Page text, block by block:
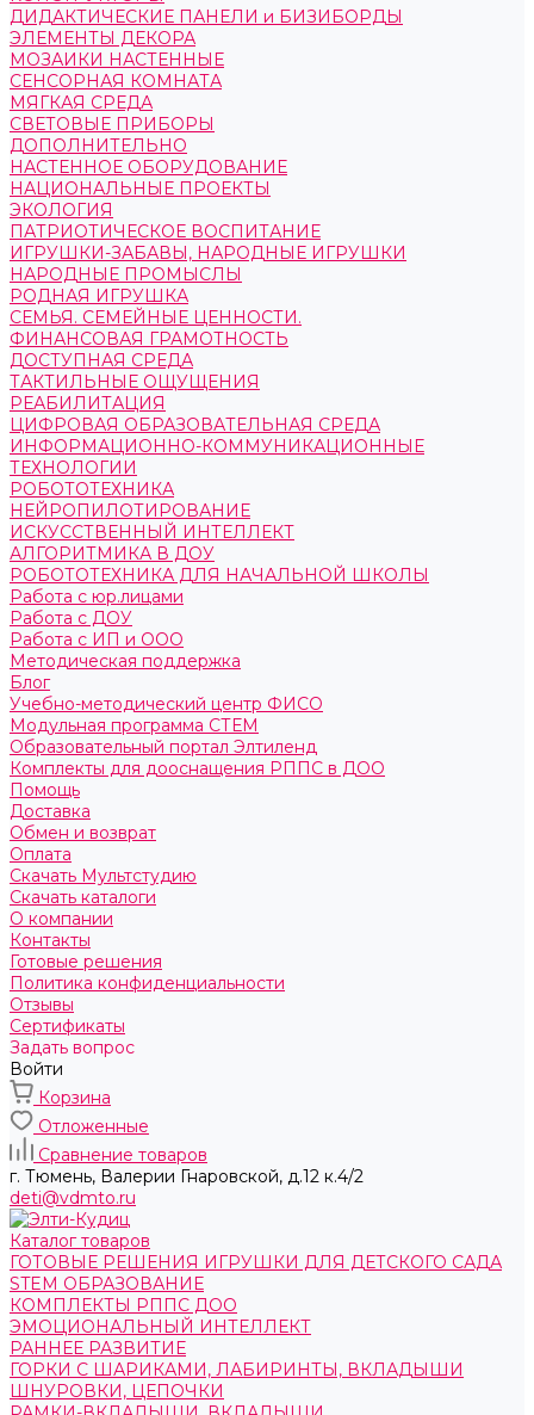
ДИДАКТИЧЕСКИЕ ПАНЕЛИ и БИЗИБОРДЫ
ЭЛЕМЕНТЫ ДЕКОРА
МОЗАИКИ НАСТЕННЫЕ
СЕНСОРНАЯ КОМНАТА
МЯГКАЯ СРЕДА
СВЕТОВЫЕ ПРИБОРЫ
ДОПОЛНИТЕЛЬНО
НАСТЕННОЕ ОБОРУДОВАНИЕ
НАЦИОНАЛЬНЫЕ ПРОЕКТЫ
ЭКОЛОГИЯ
ПАТРИОТИЧЕСКОЕ ВОСПИТАНИЕ
ИГРУШКИ-ЗАБАВЫ, НАРОДНЫЕ ИГРУШКИ
НАРОДНЫЕ ПРОМЫСЛЫ
РОДНАЯ ИГРУШКА
СЕМЬЯ. СЕМЕЙНЫЕ ЦЕННОСТИ.
ФИНАНСОВАЯ ГРАМОТНОСТЬ
ДОСТУПНАЯ СРЕДА
ТАКТИЛЬНЫЕ ОЩУЩЕНИЯ
РЕАБИЛИТАЦИЯ
ЦИФРОВАЯ ОБРАЗОВАТЕЛЬНАЯ СРЕДА
ИНФОРМАЦИОННО-КОММУНИКАЦИОННЫЕ
ТЕХНОЛОГИИ
РОБОТОТЕХНИКА
НЕЙРОПИЛОТИРОВАНИЕ
ИСКУССТВЕННЫЙ ИНТЕЛЛЕКТ
АЛГОРИТМИКА В ДОУ
РОБОТОТЕХНИКА ДЛЯ НАЧАЛЬНОЙ ШКОЛЫ
Работа с юр.лицами
Работа с ДОУ
Работа с ИП и ООО
Методическая поддержка
Блог
Учебно-методический центр ФИСО
Модульная программа СТЕМ
Образовательный портал Элтиленд
Комплекты для дооснащения РППС в ДОО
Помощь
Доставка
Обмен и возврат
Оплата
Скачать Мультстудию
Скачать каталоги
О компании
Контакты
Готовые решения
Политика конфиденциальности
Отзывы
Сертификаты
Задать вопрос
Войти
Корзина
Отложенные
Сравнение товаров
г. Тюмень, ​Валерии Гнаровской, д.12 к.4/2
deti@vdmto.ru
Каталог товаров
ГОТОВЫЕ РЕШЕНИЯ ИГРУШКИ ДЛЯ ДЕТСКОГО САДА
STEM ОБРАЗОВАНИЕ
КОМПЛЕКТЫ РППС ДОО
ЭМОЦИОНАЛЬНЫЙ ИНТЕЛЛЕКТ
РАННЕЕ РАЗВИТИЕ
ГОРКИ С ШАРИКАМИ, ЛАБИРИНТЫ, ВКЛАДЫШИ
ШНУРОВКИ, ЦЕПОЧКИ